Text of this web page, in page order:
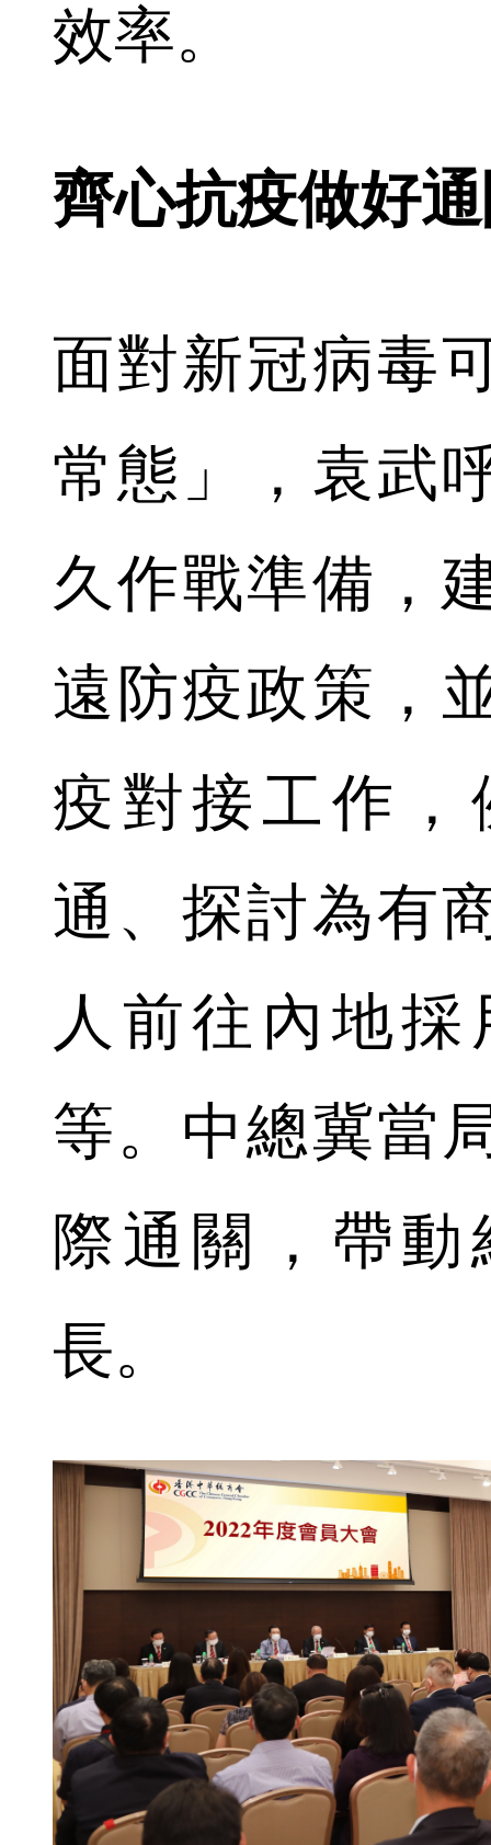
效率。
齊心抗疫做好
面對新冠病毒
常態」，袁武
久作戰準備，
遠防疫政策，
疫對接工作
通、探討為有
人前往內地
等。中總冀當
際通關，帶
長。